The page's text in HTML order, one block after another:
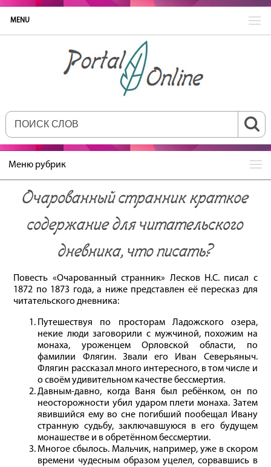
MENU
Меню рубрик
Очарованный странник краткое
содержание для читательского
дневника, что писать?
Повесть «Очарованный странник» Лесков Н.С. писал с
1872 по 1873 года, а ниже представлен её пересказ для
читательского дневника:
Путешествуя по просторам Ладожского озера,
некие люди заговорили с мужчиной, похожим на
монаха, уроженцем Орловской области, по
фамилии Флягин. Звали его Иван Северьяныч.
Флягин рассказал много интересного, в том числе и
о своём удивительном качестве бессмертия.
Давным-давно, когда Ваня был ребёнком, он по
неосторожности убил ударом плети монаха. Затем
явившийся ему во сне погибший пообещал Ивану
странную судьбу, заключавшуюся в его будущем
монашестве и в обретённом бессмертии.
Многое сбылось. Мальчик, например, уже в скором
времени чудесным образом уцелел, сорвавшись в